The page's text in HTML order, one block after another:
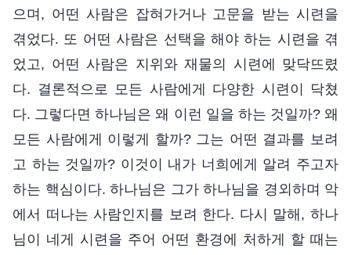
으며, 어떤 사람은 잡혀가거나 고문을 받는 시련을
겪었다. 또 어떤 사람은 선택을 해야 하는 시련을 겪
었고, 어떤 사람은 지위와 재물의 시련에 맞닥뜨렸
다. 결론적으로 모든 사람에게 다양한 시련이 닥쳤
다. 그렇다면 하나님은 왜 이런 일을 하는 것일까? 왜
모든 사람에게 이렇게 할까? 그는 어떤 결과를 보려
고 하는 것일까? 이것이 내가 너희에게 알려 주고자
하는 핵심이다. 하나님은 그가 하나님을 경외하며 악
에서 떠나는 사람인지를 보려 한다. 다시 말해, 하나
님이 네게 시련을 주어 어떤 환경에 처하게 할 때는